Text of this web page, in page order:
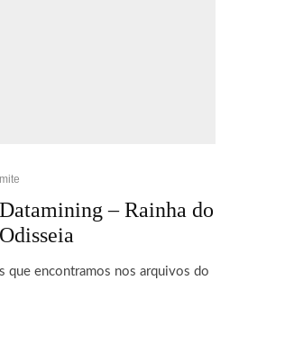
– Rainha do
que encontramos nos arquivos do